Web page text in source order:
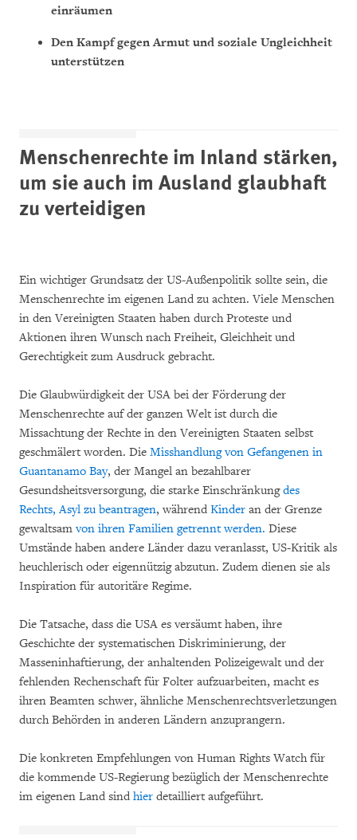
einräumen
Den Kampf gegen Armut und soziale Ungleichheit
unterstützen
Menschenrechte im Inland stärken,
um sie auch im Ausland glaubhaft
zu verteidigen
Ein wichtiger Grundsatz der US-Außenpolitik sollte sein, die
Menschenrechte im eigenen Land zu achten. Viele Menschen
in den Vereinigten Staaten haben durch Proteste und
Aktionen ihren Wunsch nach Freiheit, Gleichheit und
Gerechtigkeit zum Ausdruck gebracht.
Die Glaubwürdigkeit der USA bei der Förderung der
Menschenrechte auf der ganzen Welt ist durch die
Missachtung der Rechte in den Vereinigten Staaten selbst
geschmälert worden. Die Misshandlung von Gefangenen in
Guantanamo Bay, der Mangel an bezahlbarer
Gesundsheitsversorgung, die starke Einschränkungdes
Rechts, Asyl zu beantragen, während Kinder an der Grenze
gewaltsamvon ihren Familien getrennt werden. Diese
Umstände haben andere Länder dazu veranlasst, US-Kritik als
heuchlerisch oder eigennützig abzutun. Zudem dienen sie als
Inspiration für autoritäre Regime.
Die Tatsache, dass die USA es versäumt haben, ihre
Geschichte der systematischen Diskriminierung, der
Masseninhaftierung, der anhaltenden Polizeigewalt und der
fehlenden Rechenschaft für Folter aufzuarbeiten, macht es
ihren Beamten schwer, ähnliche Menschenrechtsverletzungen
durch Behörden in anderen Ländern anzuprangern.
Die konkreten Empfehlungen von Human Rights Watch für
die kommende US-Regierung bezüglich der Menschenrechte
im eigenen Land sind hier detailliert aufgeführt.